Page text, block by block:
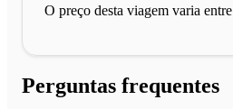
O preço desta viagem varia entre
Perguntas frequentes